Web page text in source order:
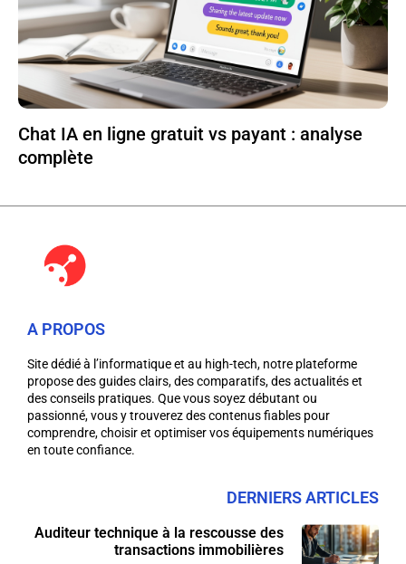
Chat IA en ligne gratuit vs payant : analyse
complète
A PROPOS
Site dédié à l’informatique et au high-tech, notre plateforme
propose des guides clairs, des comparatifs, des actualités et
des conseils pratiques. Que vous soyez débutant ou
passionné, vous y trouverez des contenus fiables pour
comprendre, choisir et optimiser vos équipements numériques
en toute confiance.
DERNIERS ARTICLES
Auditeur technique à la rescousse des
transactions immobilières